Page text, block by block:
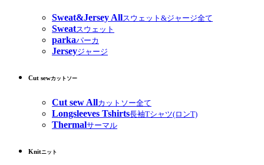
Sweat&Jersey Allスウェット&ジャージ全て
Sweatスウェット
parkaパーカ
Jerseyジャージ
Cut sewカットソー
Cut sew Allカットソー全て
Longsleeves Tshirts長袖Tシャツ(ロンT)
Thermalサーマル
Knitニット